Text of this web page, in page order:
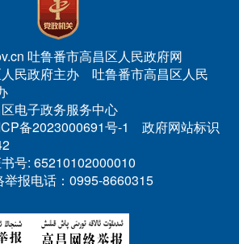
吐鲁番市高昌区人民政府网
民政府主办 吐鲁番市高昌区人民
电子政务服务中心
备2023000691号-1 政府网站标识
号: 65210102000010
报电话：0995-8660315